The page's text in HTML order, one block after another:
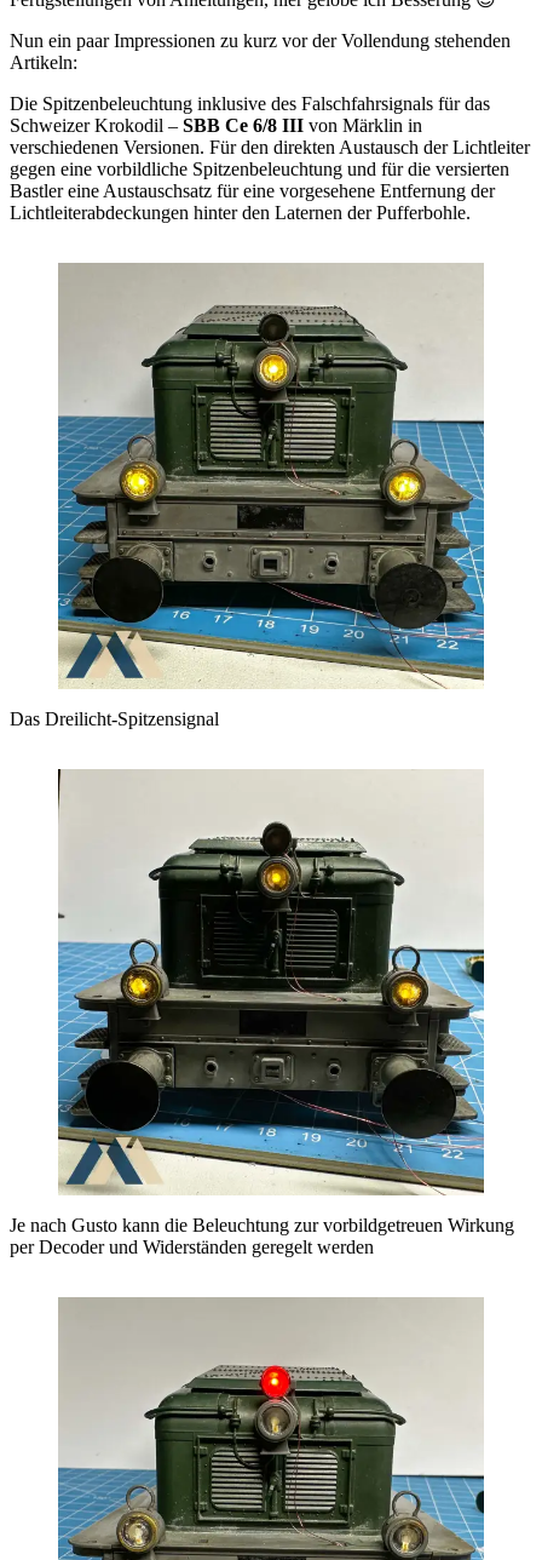
Nun ein paar Impressionen zu kurz vor der Vollendung stehenden
Artikeln:
Die Spitzenbeleuchtung inklusive des Falschfahrsignals für das
Schweizer Krokodil – SBB Ce 6/8 III von Märklin in
verschiedenen Versionen. Für den direkten Austausch der Lichtleiter
gegen eine vorbildliche Spitzenbeleuchtung und für die versierten
Bastler eine Austauschsatz für eine vorgesehene Entfernung der
Lichtleiterabdeckungen hinter den Laternen der Pufferbohle.
Das Dreilicht-Spitzensignal
Je nach Gusto kann die Beleuchtung zur vorbildgetreuen Wirkung
per Decoder und Widerständen geregelt werden